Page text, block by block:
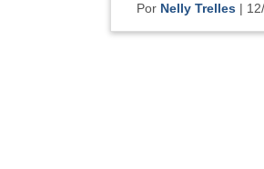
Por Nelly Trelles|